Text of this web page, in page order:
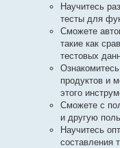
Научитесь
тесты для
Сможете
такие как
тестовых
продуктов и
этого
Сможете с
и другую
Научитесь
составления